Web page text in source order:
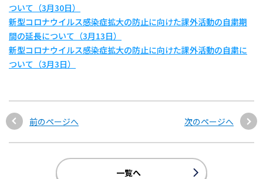
ついて（3月30日）
新型コロナウイルス感染症拡大の防止に向けた課外活動の自粛期
間の延長について（3月13日）
新型コロナウイルス感染症拡大の防止に向けた課外活動の自粛に
ついて（3月3日）
前のページへ 次のページへ
一覧へ